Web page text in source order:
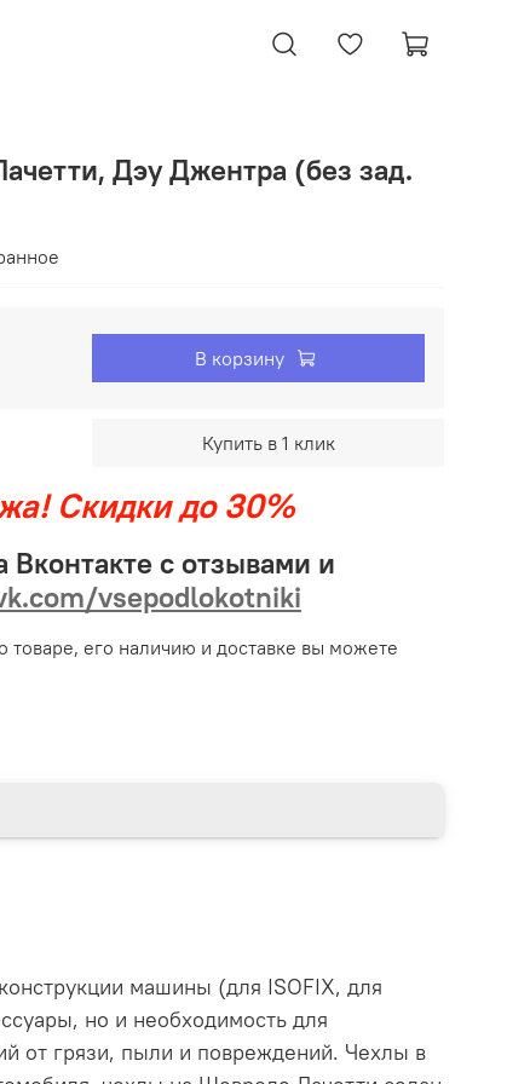
Дэу Джентра (без зад.
В корзину
Купить в 1 клик
Скидки до 30%
Вконтакте с отзывами и
vsepodlokotniki
его наличию и доставке вы можете
машины (для ISOFIX, для
но и необходимость для
от грязи, пыли и повреждений. Чехлы в